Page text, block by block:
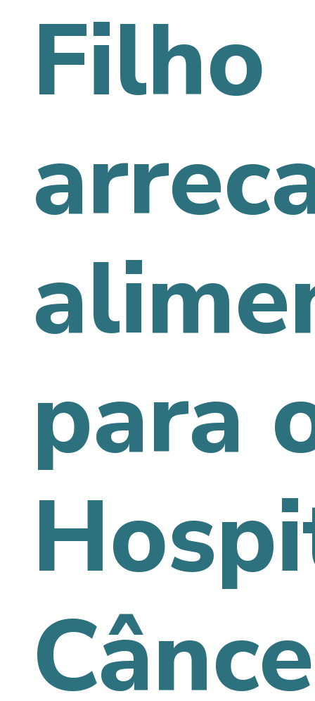
Filho
para